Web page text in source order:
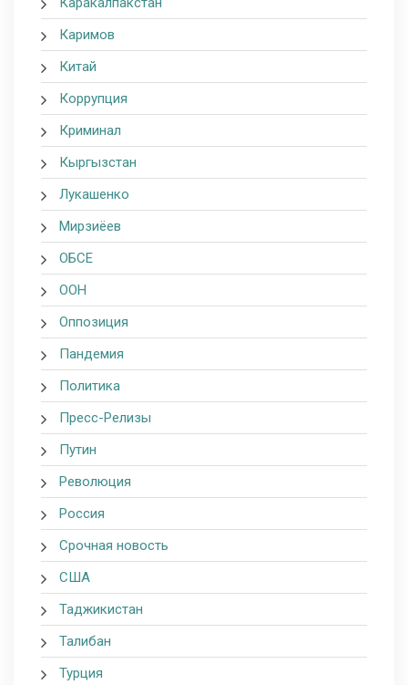
Каримов
Китай
Коррупция
Криминал
Кыргызстан
Лукашенко
Мирзиёев
ОБСЕ
ООН
Оппозиция
Пандемия
Политика
Пресс-Релизы
Путин
Революция
Россия
Срочная новость
США
Таджикистан
Талибан
Турция